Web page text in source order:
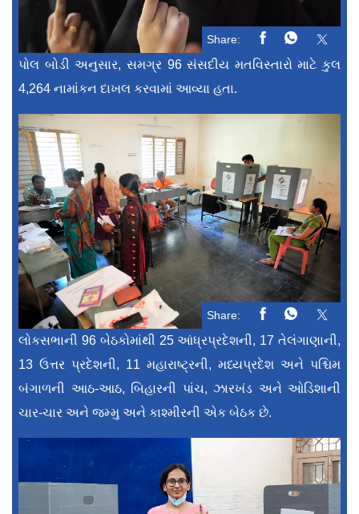
Share:
પોલ બોડી અનુસાર, સમગ્ર 96 સંસદીય મતવિસ્તારો માટે કુલ
4,264 નામાંકન દાખલ કરવામાં આવ્યા હતા.
Share:
લોકસભાની 96 બેઠકોમાંથી 25 આંધ્રપ્રદેશની, 17 તેલંગાણાની,
13 ઉત્તર પ્રદેશની, 11 મહારાષ્ટ્રની, મધ્યપ્રદેશ અને પશ્ચિમ
બંગાળની આઠ-આઠ, બિહારની પાંચ, ઝારખંડ અને ઓડિશાની
ચાર-ચાર અને જમ્મુ અને કાશ્મીરની એક બેઠક છે.